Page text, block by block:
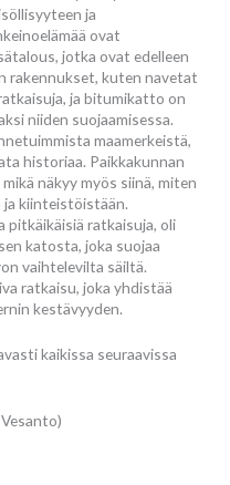
ja
ovat
jotka ovat edelleen
rakennukset, kuten navetat
ja bitumikatto on
niiden suojaamisessa.
maamerkeistä,
historiaa. Paikkakunnan
näkyy myös siinä, miten
kiinteistöistään.
pitkäikäisiä ratkaisuja, oli
katosta, joka suojaa
vaihtelevilta säiltä.
ratkaisu, joka yhdistää
kestävyyden.
kaikissa seuraavissa